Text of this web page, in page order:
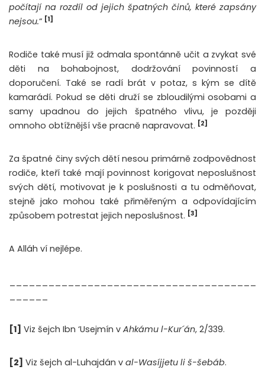
počítají na rozdíl od jejich špatných činů, které zapsány
nejsou.“ [1]
Rodiče také musí již odmala spontánně učit a zvykat své
děti na bohabojnost, dodržování povinností a
doporučení. Také se radí brát v potaz, s kým se dítě
kamarádí. Pokud se děti druží se zbloudilými osobami a
samy upadnou do jejich špatného vlivu, je později
omnoho obtížnější vše pracně napravovat. [2]
Za špatné činy svých dětí nesou primárně zodpovědnost
rodiče, kteří také mají povinnost korigovat neposlušnost
svých dětí, motivovat je k poslušnosti a tu odměňovat,
stejně jako mohou také přiměřeným a odpovídajícím
způsobem potrestat jejich neposlušnost. [3]
A Alláh ví nejlépe.
[1] Viz šejch Ibn ‘Usejmín v Ahkámu l-Kur´án, 2/339.
[2] Viz šejch al-Luhajdán v al-Wasíjjetu li š-šebáb.